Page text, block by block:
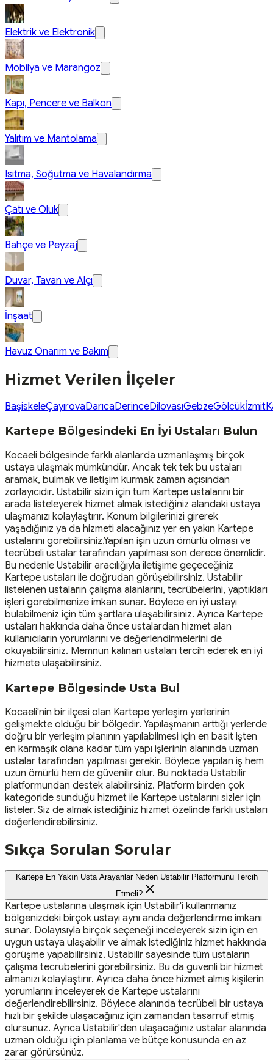
Elektrik ve Elektronik
Mobilya ve Marangoz
Kapı, Pencere ve Balkon
Yalıtım ve Mantolama
Isıtma, Soğutma ve Havalandırma
Çatı ve Oluk
Bahçe ve Peyzaj
Duvar, Tavan ve Alçı
İnşaat
Havuz Onarım ve Bakım
Hizmet Verilen İlçeler
BaşiskeleÇayırovaDarıcaDerinceDilovasıGebzeGölcükİzmit
Kartepe Bölgesindeki En İyi Ustaları Bulun
Kocaeli bölgesinde farklı alanlarda uzmanlaşmış birçok
ustaya ulaşmak mümkündür. Ancak tek tek bu ustaları
aramak, bulmak ve iletişim kurmak zaman açısından
zorlayıcıdır. Ustabilir sizin için tüm Kartepe ustalarını bir
arada listeleyerek hizmet almak istediğiniz alandaki ustaya
ulaşmanızı kolaylaştırır. Konum bilgilerinizi girerek
yaşadığınız ya da hizmeti alacağınız yer en yakın Kartepe
ustalarını görebilirsiniz.Yapılan işin uzun ömürlü olması ve
tecrübeli ustalar tarafından yapılması son derece önemlidir.
Bu nedenle Ustabilir aracılığıyla iletişime geçeceğiniz
Kartepe ustaları ile doğrudan görüşebilirsiniz. Ustabilir
listelenen ustaların çalışma alanlarını, tecrübelerini, yaptıkları
işleri görebilmenize imkan sunar. Böylece en iyi ustayı
bulabilmeniz için tüm şartlara ulaşabilirsiniz. Ayrıca Kartepe
ustaları hakkında daha önce ustalardan hizmet alan
kullanıcıların yorumlarını ve değerlendirmelerini de
okuyabilirsiniz. Memnun kalınan ustaları tercih ederek en iyi
hizmete ulaşabilirsiniz.
Kartepe Bölgesinde Usta Bul
Kocaeli'nin bir ilçesi olan Kartepe yerleşim yerlerinin
gelişmekte olduğu bir bölgedir. Yapılaşmanın arttığı yerlerde
doğru bir yerleşim planının yapılabilmesi için en basit işten
en karmaşık olana kadar tüm yapı işlerinin alanında uzman
ustalar tarafından yapılması gerekir. Böylece yapılan iş hem
uzun ömürlü hem de güvenilir olur. Bu noktada Ustabilir
platformundan destek alabilirsiniz. Platform birden çok
kategoride sunduğu hizmet ile Kartepe ustalarını sizler için
listeler. Siz de almak istediğiniz hizmet özelinde farklı ustaları
değerlendirebilirsiniz.
Sıkça Sorulan Sorular
Kartepe En Yakın Usta Arayanlar Neden Ustabilir Platformunu Tercih
Etmeli?
Kartepe ustalarına ulaşmak için Ustabilir'i kullanmanız
bölgenizdeki birçok ustayı aynı anda değerlendirme imkanı
sunar. Dolayısıyla birçok seçeneği inceleyerek sizin için en
uygun ustaya ulaşabilir ve almak istediğiniz hizmet hakkında
görüşme yapabilirsiniz. Ustabilir sayesinde tüm ustaların
çalışma tecrübelerini görebilirsiniz. Bu da güvenli bir hizmet
almanızı kolaylaştırır. Ayrıca daha önce hizmet almış kişilerin
yorumlarını inceleyerek de Kartepe ustalarını
değerlendirebilirsiniz. Böylece alanında tecrübeli bir ustaya
hızlı bir şekilde ulaşacağınız için zamandan tasarruf etmiş
olursunuz. Ayrıca Ustabilir'den ulaşacağınız ustalar alanında
uzman olduğu için planlama ve bütçe konusunda en az
zarar görürsünüz.